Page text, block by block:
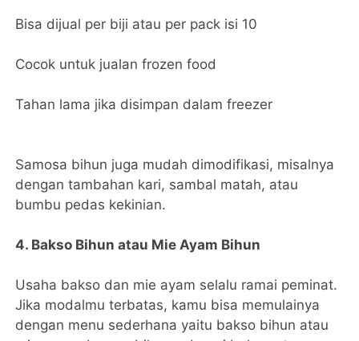
Bisa dijual per biji atau per pack isi 10
Cocok untuk jualan frozen food
Tahan lama jika disimpan dalam freezer
Samosa bihun juga mudah dimodifikasi, misalnya
dengan tambahan kari, sambal matah, atau
bumbu pedas kekinian.
4. Bakso Bihun atau Mie Ayam Bihun
Usaha bakso dan mie ayam selalu ramai peminat.
Jika modalmu terbatas, kamu bisa memulainya
dengan menu sederhana yaitu bakso bihun atau